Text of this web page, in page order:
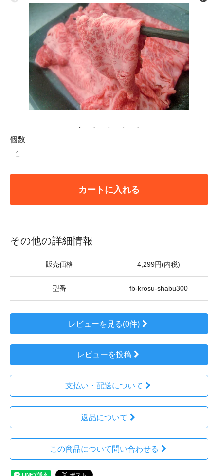
個数
カートに入れる
その他の詳細情報
販売価格 4,299円(内税)
型番 fb-krosu-shabu300
レビューを見る(0件)
レビューを投稿
支払い・配送について
返品について
この商品について問い合わせる